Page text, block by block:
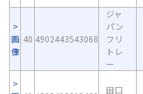
画
像
40 4902443543068
ジャ
パン
フリ
トレ
ー
田口